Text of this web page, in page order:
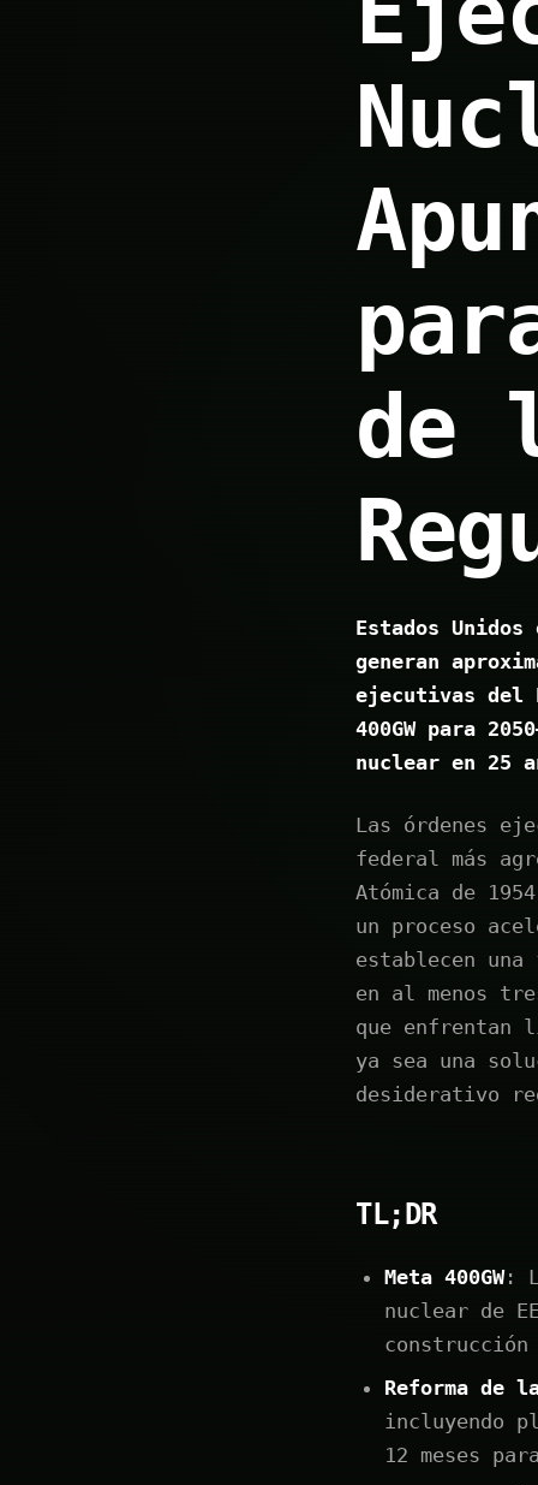
de
Estados
generan
ejecutivas del
400GW para
nuclear en 25
Las órdenes
federal más
Atómica de
un proceso
establecen
en al menos
que enfrentan
ya sea una
desiderativo
TL;DR
Meta 400GW:
nuclear de
construcción
Reforma de la
incluyendo
12 meses